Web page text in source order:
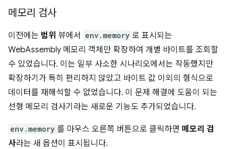
메모리 검사
이전에는 범위 뷰에서 env.memory 로 표시되는
WebAssembly 메모리 객체만 확장하여 개별 바이트를 조회할
수 있었습니다. 이는 일부 사소한 시나리오에서는 작동했지만
확장하기가 특히 편리하지 않았고 바이트 값 이외의 형식으로
데이터를 재해석할 수 없었습니다. 이 문제 해결에 도움이 되는
선형 메모리 검사기라는 새로운 기능도 추가되었습니다.
env.memory 를 마우스 오른쪽 버튼으로 클릭하면 메모리 검
사라는 새 옵션이 표시됩니다.